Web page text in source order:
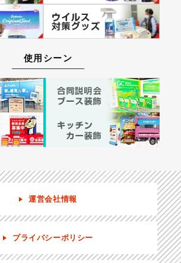
使用シーン
運営会社情報
プライバシーポリシー